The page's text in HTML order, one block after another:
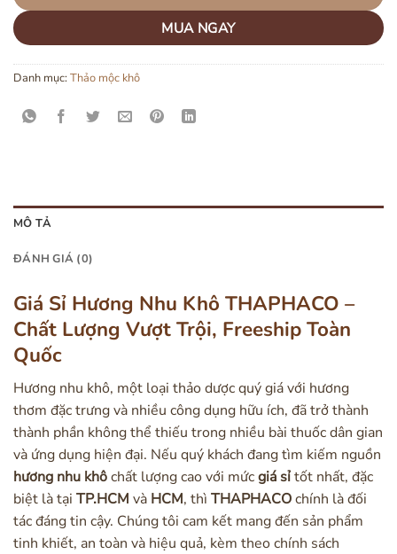
MUA NGAY
Danh mục:Thảo mộc khô
MÔ TẢ
ĐÁNH GIÁ (0)
Giá Sỉ Hương Nhu Khô THAPHACO –
Chất Lượng Vượt Trội, Freeship Toàn
Quốc
Hương nhu khô, một loại thảo dược quý giá với hương
thơm đặc trưng và nhiều công dụng hữu ích, đã trở thành
thành phần không thể thiếu trong nhiều bài thuốc dân gian
và ứng dụng hiện đại. Nếu quý khách đang tìm kiếm nguồn
hương nhu khôchất lượng cao với mứcgiá sỉtốt nhất, đặc
biệt là tại TP.HCM và HCM, thì THAPHACOchính là đối
tác đáng tin cậy. Chúng tôi cam kết mang đến sản phẩm
tinh khiết, an toàn và hiệu quả, kèm theo chính sách